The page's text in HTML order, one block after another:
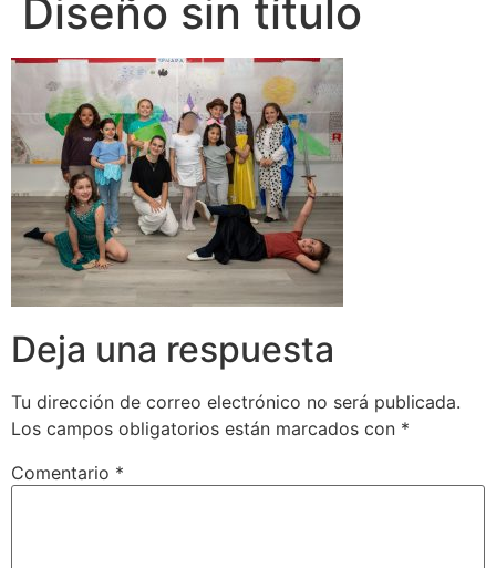
Diseño sin título
Deja una respuesta
Tu dirección de correo electrónico no será publicada.
Los campos obligatorios están marcados con *
Comentario *